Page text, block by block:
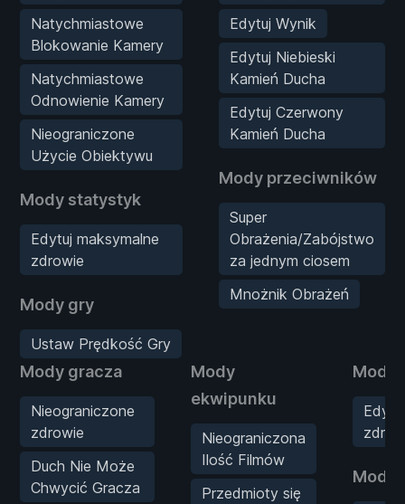
Natychmiastowe
Blokowanie Kamery
Natychmiastowe
Odnowienie Kamery
Nieograniczone
Użycie Obiektywu
Mody statystyk
Edytuj maksymalne
zdrowie
Mody gry
Ustaw Prędkość Gry
Edytuj Wynik
Edytuj Niebieski
Kamień Ducha
Edytuj Czerwony
Kamień Ducha
Mody przeciwników
Super
Obrażenia/Zabójstwo
za jednym ciosem
Mnożnik Obrażeń
Mody gracza
Nieograniczone
zdrowie
Duch Nie Może
Chwycić Gracza
Mody
ekwipunku
Nieograniczona
Ilość Filmów
Przedmioty się
Mody
Mody